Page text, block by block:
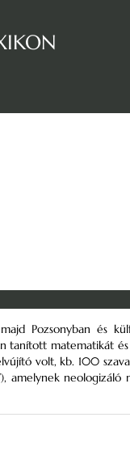
Pozsonyban és
tanított matematikát
volt, kb. 100
amelynek